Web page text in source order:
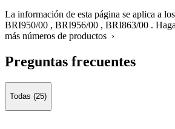
La información de esta página se aplica a
BRI950/00 , BRI956/00 , BRI863/00 .
más números de productos ›
Preguntas frecuentes
Todas (25)